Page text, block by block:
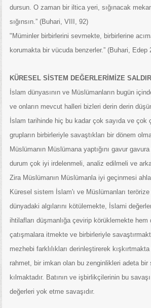
dursun. O zaman bir iltica yeri, sığınacak
sığınsın.” (Buhari, VIII, 92)
"Müminler birbirlerini sevmekte, birbirlerine
korumakta bir vücuda benzerler.” (Buhari, Edep
KÜRESEL SİSTEM DEĞERLERİMİZE
İslam dünyasının ve Müslümanların bugün
ve onların mevcut halleri bizleri derin derin
İslam tarihinde hiç bu kadar çok sayıda ve çok
grupların birbirleriyle savaştıkları bir dönem
Müslümanın Müslümana yaptığını gavur
durum çok iyi irdelenmeli, analiz edilmeli ve arka
Zira Müslümanın Müslümanla iyi geçinmesi
Küresel sistem İslam'ı ve Müslümanları
dünyadaki algılarını kötülemekte, İslami
ihtilafları düşmanlığa çevirip körüklemekte hem
çatışmalara itmekte ve birbirleriyle
mezhebi farklılıkları derinleştirerek
rahmet, bir imkan olan bu zenginlikleri adeta bir
kılmaktadır. Batının ve işbirlikçilerinin bu
değerleri yok etme savaşıdır.